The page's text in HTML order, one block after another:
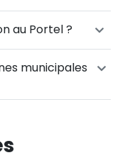
au Portel ?
municipales